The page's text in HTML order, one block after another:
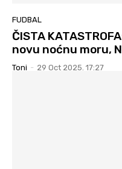
FUDBAL
ČISTA
novu noćnu moru,
Toni - 29 Oct 2025. 17:27